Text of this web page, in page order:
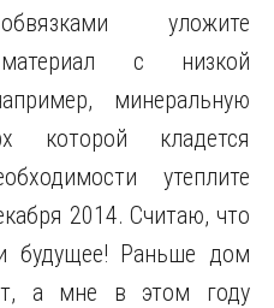
уложите
материал с низкой
минеральную
которой кладется
утеплите
2014. Считаю, что
будущее! Раньше дом
а мне в этом году